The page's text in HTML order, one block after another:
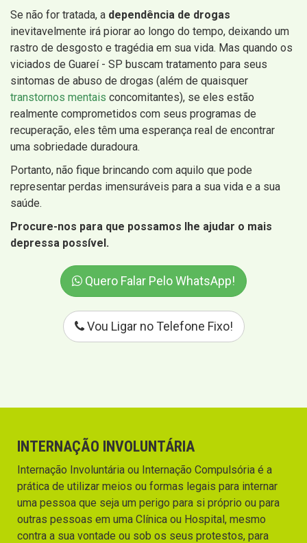
Se não for tratada, a dependência de drogas
inevitavelmente irá piorar ao longo do tempo, deixando um
rastro de desgosto e tragédia em sua vida. Mas quando os
viciados de Guareí - SP buscam tratamento para seus
sintomas de abuso de drogas (além de quaisquer
transtornos mentais concomitantes), se eles estão
realmente comprometidos com seus programas de
recuperação, eles têm uma esperança real de encontrar
uma sobriedade duradoura.
Portanto, não fique brincando com aquilo que pode
representar perdas imensuráveis para a sua vida e a sua
saúde.
Procure-nos para que possamos lhe ajudar o mais
depressa possível.
Quero Falar Pelo WhatsApp!
Vou Ligar no Telefone Fixo!
INTERNAÇÃO INVOLUNTÁRIA
Internação Involuntária ou Internação Compulsória é a
prática de utilizar meios ou formas legais para internar
uma pessoa que seja um perigo para si próprio ou para
outras pessoas em uma Clínica ou Hospital, mesmo
contra a sua vontade ou sob os seus protestos, para